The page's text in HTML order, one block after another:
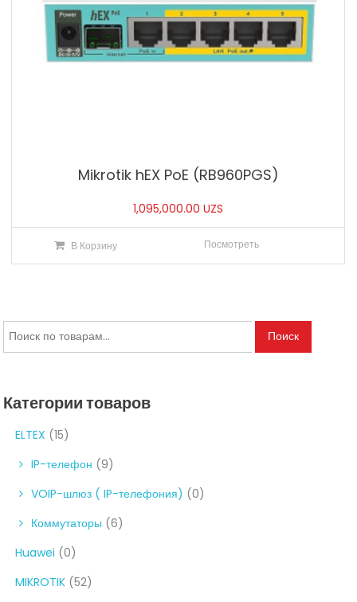
Mikrotik hEX PoE (RB960PGS)
1,095,000.00UZS
В Корзину Посмотреть
Искать: Поиск
Категории товаров
ELTEX (15)
IP-телефон (9)
VOIP-шлюз ( IP-телефония) (0)
Коммутаторы (6)
Huawei (0)
MIKROTIK (52)